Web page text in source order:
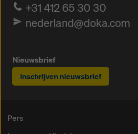
+31 412 65 30 30
nederland@doka.com
Nieuwsbrief
Inschrijven nieuwsbrief
Pers